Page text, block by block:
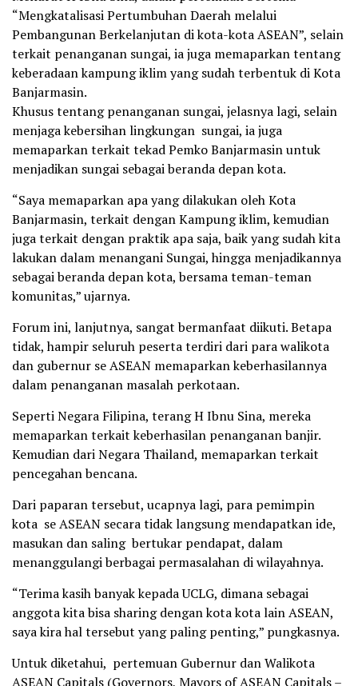
“Mengkatalisasi Pertumbuhan Daerah melalui
Pembangunan Berkelanjutan di kota-kota ASEAN”, selain
terkait penanganan sungai, ia juga memaparkan tentang
keberadaan kampung iklim yang sudah terbentuk di Kota
Banjarmasin.
Khusus tentang penanganan sungai, jelasnya lagi, selain
menjaga kebersihan lingkungan sungai, ia juga
memaparkan terkait tekad Pemko Banjarmasin untuk
menjadikan sungai sebagai beranda depan kota.
“Saya memaparkan apa yang dilakukan oleh Kota
Banjarmasin, terkait dengan Kampung iklim, kemudian
juga terkait dengan praktik apa saja, baik yang sudah kita
lakukan dalam menangani Sungai, hingga menjadikannya
sebagai beranda depan kota, bersama teman-teman
komunitas,” ujarnya.
Forum ini, lanjutnya, sangat bermanfaat diikuti. Betapa
tidak, hampir seluruh peserta terdiri dari para walikota
dan gubernur se ASEAN memaparkan keberhasilannya
dalam penanganan masalah perkotaan.
Seperti Negara Filipina, terang H Ibnu Sina, mereka
memaparkan terkait keberhasilan penanganan banjir.
Kemudian dari Negara Thailand, memaparkan terkait
pencegahan bencana.
Dari paparan tersebut, ucapnya lagi, para pemimpin
kota se ASEAN secara tidak langsung mendapatkan ide,
masukan dan saling bertukar pendapat, dalam
menanggulangi berbagai permasalahan di wilayahnya.
“Terima kasih banyak kepada UCLG, dimana sebagai
anggota kita bisa sharing dengan kota kota lain ASEAN,
saya kira hal tersebut yang paling penting,” pungkasnya.
Untuk diketahui, pertemuan Gubernur dan Walikota
ASEAN Capitals (Governors, Mayors of ASEAN Capitals –